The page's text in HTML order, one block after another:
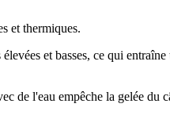
et thermiques.
et basses, ce qui
de l'eau empêche la gelée du